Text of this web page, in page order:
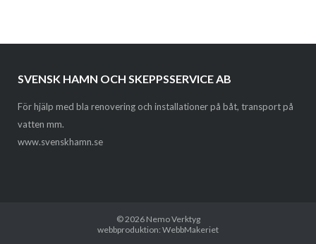
SVENSK HAMN OCH SKEPPSSERVICE AB
För hjälp med bla renovering och installationer på båt, transport på
vatten mm.
www.svenskhamn.se
© 2026 Nemo Verktyg
webbproduktion: WebbMakeriet